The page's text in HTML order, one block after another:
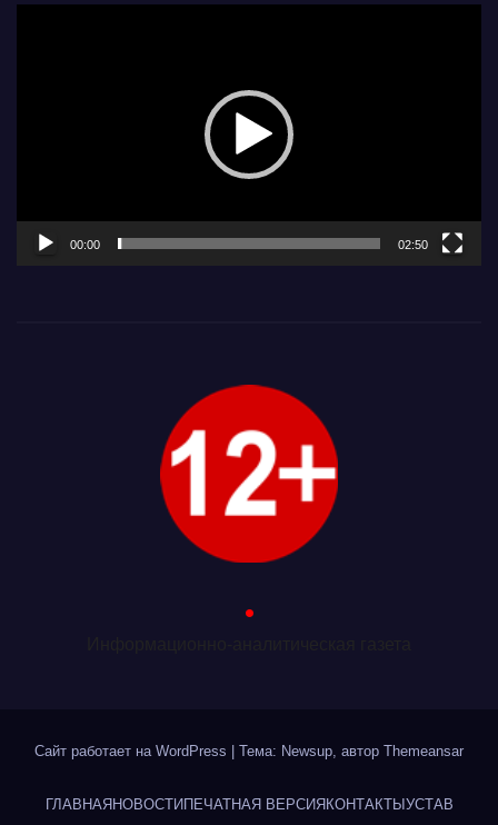
00:00 02:50
.
Сайт работает на WordPress Тема: Newsup, автор Themeansar
ГЛАВНАЯ НОВОСТИ ПЕЧАТНАЯ ВЕРСИЯ КОНТАКТЫ УСТАВ